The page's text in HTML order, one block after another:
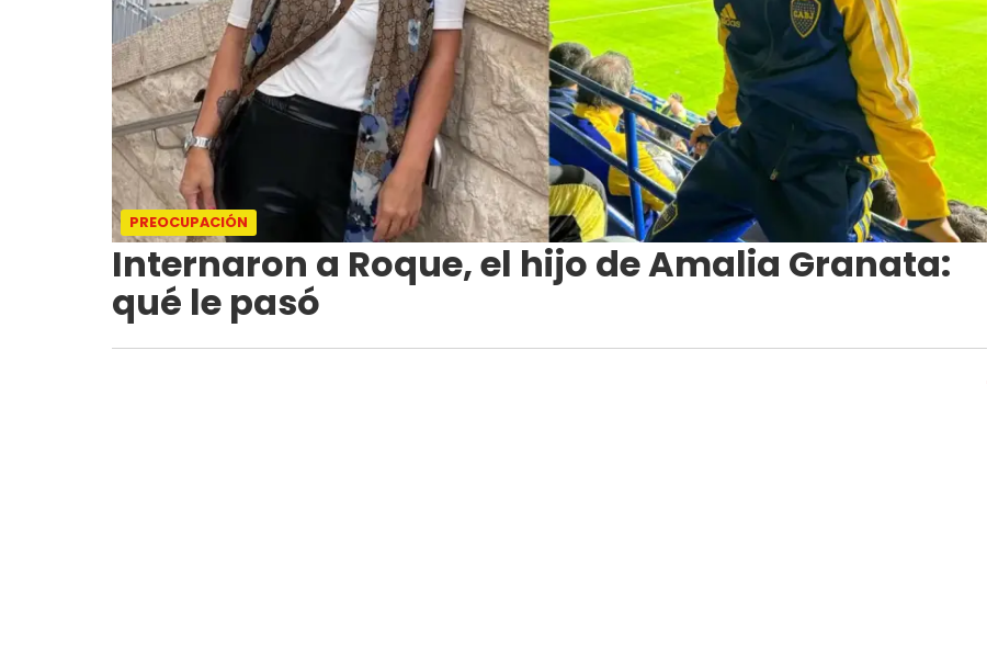
PREOCUPACIÓN
Internaron a Roque, el hijo de Amalia Granata:
qué le pasó